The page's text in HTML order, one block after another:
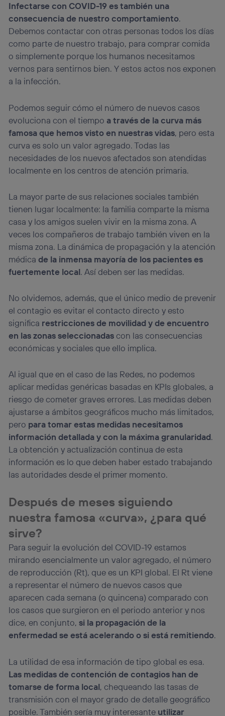
Infectarse con COVID-19 es también una
consecuencia de nuestro comportamiento.
Debemos contactar con otras personas todos los días
como parte de nuestro trabajo, para comprar comida
o simplemente porque los humanos necesitamos
vernos para sentirnos bien. Y estos actos nos exponen
a la infección.
Podemos seguir cómo el número de nuevos casos
evoluciona con el tiempo a través de la curva más
famosa que hemos visto en nuestras vidas, pero esta
curva es solo un valor agregado. Todas las
necesidades de los nuevos afectados son atendidas
localmente en los centros de atención primaria.
La mayor parte de sus relaciones sociales también
tienen lugar localmente: la familia comparte la misma
casa y los amigos suelen vivir en la misma zona. A
veces los compañeros de trabajo también viven en la
misma zona. La dinámica de propagación y la atención
médicade la inmensa mayoría de los pacientes es
fuertemente local. Así deben ser las medidas.
No olvidemos, además, que el único medio de prevenir
el contagio es evitar el contacto directo y esto
significa restricciones de movilidad y de encuentro
en las zonas seleccionadascon las consecuencias
económicas y sociales que ello implica.
Al igual que en el caso de las Redes, no podemos
aplicar medidas genéricas basadas en KPIs globales, a
riesgo de cometer graves errores. Las medidas deben
ajustarse a ámbitos geográficos mucho más limitados,
pero para tomar estas medidas necesitamos
información detallada y con la máxima granularidad.
La obtención y actualización continua de esta
información es lo que deben haber estado trabajando
las autoridades desde el primer momento.
Después de meses siguiendo
nuestra famosa «curva», ¿para qué
sirve?
Para seguir la evolución del COVID-19 estamos
mirando esencialmente un valor agregado, el número
de reproducción (Rt), que es un KPI global. El Rt viene
a representar el número de nuevos casos que
aparecen cada semana (o quincena) comparado con
los casos que surgieron en el periodo anterior y nos
dice, en conjunto,si la propagación de la
enfermedad se está acelerando o si está remitiendo.
La utilidad de esa información de tipo global es esa.
Las medidas de contención de contagios han de
tomarse de forma local, chequeando las tasas de
transmisión con el mayor grado de detalle geográfico
posible. También sería muy interesante utilizar